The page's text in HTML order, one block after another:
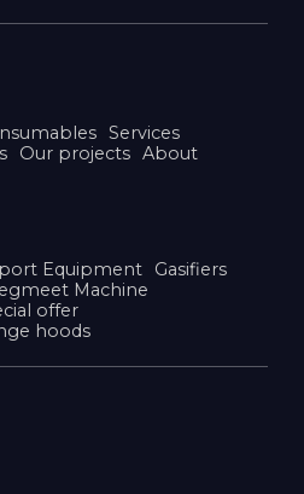
Services
Our projects About
Equipment
Gasifiers
Machine
offer
hoods